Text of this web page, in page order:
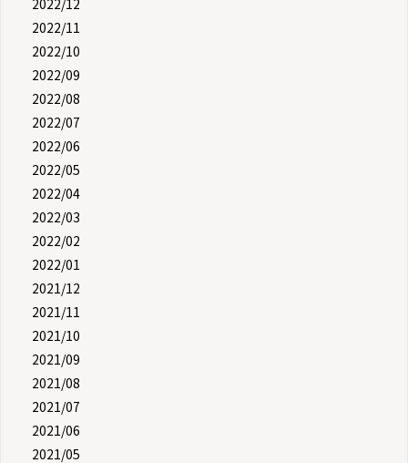
2022/11
2022/10
2022/09
2022/08
2022/07
2022/06
2022/05
2022/04
2022/03
2022/02
2022/01
2021/12
2021/11
2021/10
2021/09
2021/08
2021/07
2021/06
2021/05